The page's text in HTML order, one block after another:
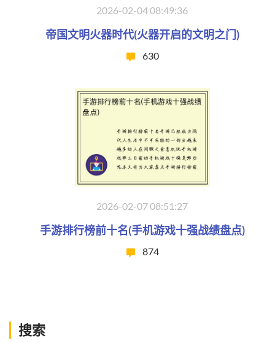
2026-02-04 08:49:36
帝国文明火器时代(火器开启的文明之门)
630
2026-02-07 08:51:27
手游排行榜前十名(手机游戏十强战绩盘点)
874
搜索